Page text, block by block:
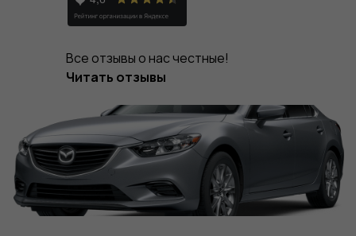
Все отзывы о нас честные!
Читать отзывы